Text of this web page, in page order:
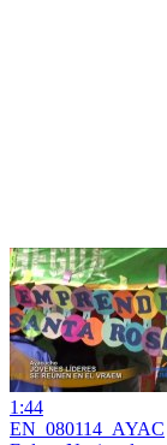
1:44
EN_080114_AYAC